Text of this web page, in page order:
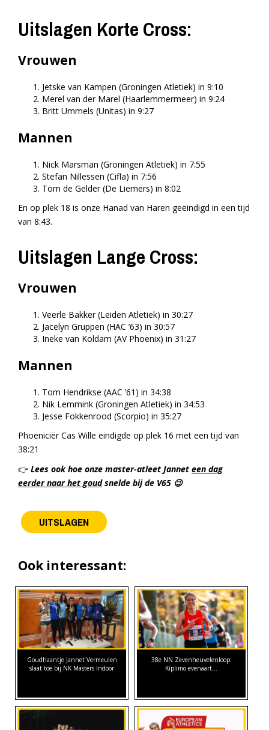
Uitslagen Korte Cross:
Vrouwen
Jetske van Kampen (Groningen Atletiek) in 9:10
Merel van der Marel (Haarlemmermeer) in 9:24
Britt Ummels (Unitas) in 9:27
Mannen
Nick Marsman (Groningen Atletiek) in 7:55
Stefan Nillessen (Cifla) in 7:56
Tom de Gelder (De Liemers) in 8:02
En op plek 18 is onze Hanad van Haren geëindigd in een tijd
van 8:43.
Uitslagen Lange Cross:
Vrouwen
Veerle Bakker (Leiden Atletiek) in 30:27
Jacelyn Gruppen (HAC ’63) in 30:57
Ineke van Koldam (AV Phoenix) in 31:27
Mannen
Tom Hendrikse (AAC ’61) in 34:38
Nik Lemmink (Groningen Atletiek) in 34:53
Jesse Fokkenrood (Scorpio) in 35:27
Phoeniciër Cas Wille eindigde op plek 16 met een tijd van
38:21
👉 Lees ook hoe onze master-atleet Jannet een dag
eerder naar het goudsnelde bij de V65 😉
UITSLAGEN
Ook interessant:
Goudhaantje Jannet Vermeulen
slaat toe bij NK Masters Indoor
38e NN Zevenheuvelenloop:
Kiplimo evenaart…